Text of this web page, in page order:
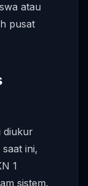
atau
pusat
diukur
ini,
1
sistem.